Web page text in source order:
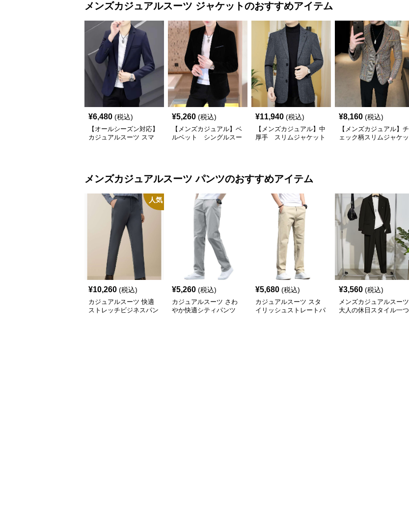
メンズカジュアルスーツ ジャケットのおすすめアイテム
¥6,480 (税込)
【オールシーズン対応】
カジュアルスーツ スマ
¥5,260 (税込)
【メンズカジュアル】ベ
ルベット シングルスー
¥11,940 (税込)
【メンズカジュアル】中
厚手 スリムジャケット
¥8,160 (税込)
【メンズカジュアル】チ
ェック柄スリムジャケッ
メンズカジュアルスーツ パンツのおすすめアイテム
人気
¥10,260 (税込)
カジュアルスーツ 快適
ストレッチビジネスパン
¥5,260 (税込)
カジュアルスーツ さわ
やか快適シティパンツ
¥5,680 (税込)
カジュアルスーツ スタ
イリッシュストレートパ
¥3,560 (税込)
メンズカジュアルスーツ
大人の休日スタイル一つ